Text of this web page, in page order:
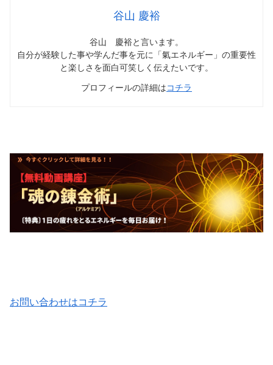
谷山 慶裕
谷山 慶裕と言います。
自分が経験した事や学んだ事を元に「氣エネルギー」の重要性
と楽しさを面白可笑しく伝えたいです。
プロフィールの詳細はコチラ
お問い合わせはコチラ